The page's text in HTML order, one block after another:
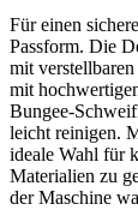
Für einen
Passform. Die
mit
mit
Bungee-
leicht reinigen.
ideale Wahl für
Materialien zu
der Maschine